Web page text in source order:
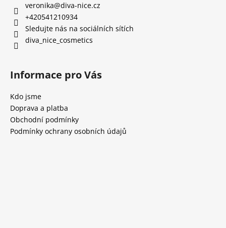
veronika@diva-nice.cz
+420541210934
Sledujte nás na sociálních sítích
diva_nice_cosmetics
Informace pro Vás
Kdo jsme
Doprava a platba
Obchodní podmínky
Podmínky ochrany osobních údajů